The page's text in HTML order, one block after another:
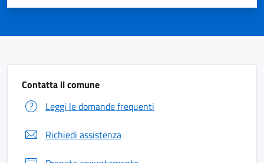
Contatta il comune
Leggi le domande frequenti
Richiedi assistenza